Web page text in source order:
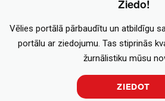
Ziedo!
Vēlies portālā pārbaudītu un atbildīgu
portālu ar ziedojumu. Tas stiprinās
žurnālistiku mūsu
ZIEDOT